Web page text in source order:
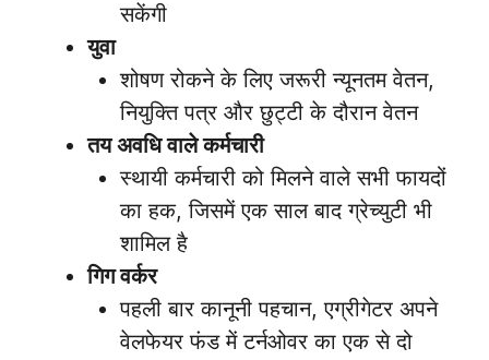
सकेंगी
युवा
शोषण रोकने के लिए जरूरी न्यूनतम वेतन,
नियुक्ति पत्र और छुट्टी के दौरान वेतन
तय अवधि वाले कर्मचारी
स्थायी कर्मचारी को मिलने वाले सभी फायदों
का हक, जिसमें एक साल बाद ग्रेच्युटी भी
शामिल है
गिग वर्कर
पहली बार कानूनी पहचान, एग्रीगेटर अपने
वेलफेयर फंड में टर्नओवर का एक से दो